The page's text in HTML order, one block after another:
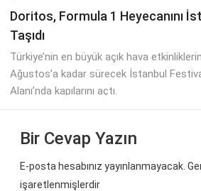
Doritos, Formula 1 Heyecanını
Taşıdı
Türkiye’nin en büyük açık hava
Ağustos’a kadar sürecek İstanbul
Alanı’nda kapılarını açtı.
Bir Cevap Yazın
E-posta hesabınız yayınlanmayacak.
işaretlenmişlerdir